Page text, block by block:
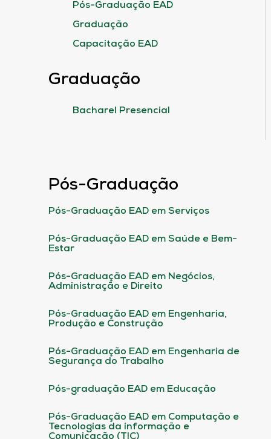
Pós-Graduação EAD
Graduação
Capacitação EAD
Graduação
Bacharel Presencial
Pós-Graduação
Pós-Graduação EAD em Serviços
Pós-Graduação EAD em Saúde e Bem-
Estar
Pós-Graduação EAD em Negócios,
Administração e Direito
Pós-Graduação EAD em Engenharia,
Produção e Construção
Pós-Graduação EAD em Engenharia de
Segurança do Trabalho
Pós-graduação EAD em Educação
Pós-Graduação EAD em Computação e
Tecnologias da informação e
Comunicação (TIC)